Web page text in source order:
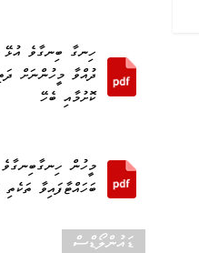
ހިނގާ ބިނގާވެ އުޅޭ
ދުއްވާ މީހުންނަށް
ކޮށުމާއި ބެހޭ
މީހުން
ބަހައްޓާފައިވާ
ޑައުންލޯޑްސް